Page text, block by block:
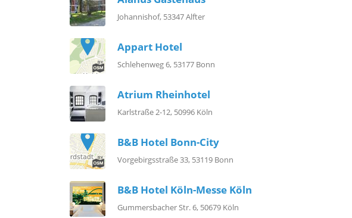
Johannishof, 53347 Alfter
Appart Hotel
Schlehenweg 6, 53177 Bonn
Atrium Rheinhotel
Karlstraße 2-12, 50996 Köln
B&B Hotel Bonn-City
Vorgebirgsstraße 33, 53119 Bonn
B&B Hotel Köln-Messe Köln
Gummersbacher Str. 6, 50679 Köln